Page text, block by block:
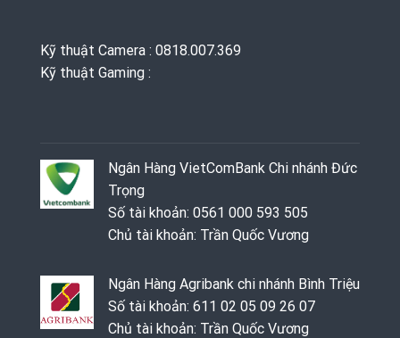
Kỹ thuật Camera : 0818.007.369
Kỹ thuật Gaming ‭: ‬
Ngân Hàng VietComBank Chi nhánh Đức
Trọng
Số tài khoản: 0561 000 593 505
Chủ tài khoản: Trần Quốc Vương
Ngân Hàng Agribank chi nhánh Bình Triệu
Số tài khoản: 611 02 05 09 26 07
Chủ tài khoản: Trần Quốc Vương